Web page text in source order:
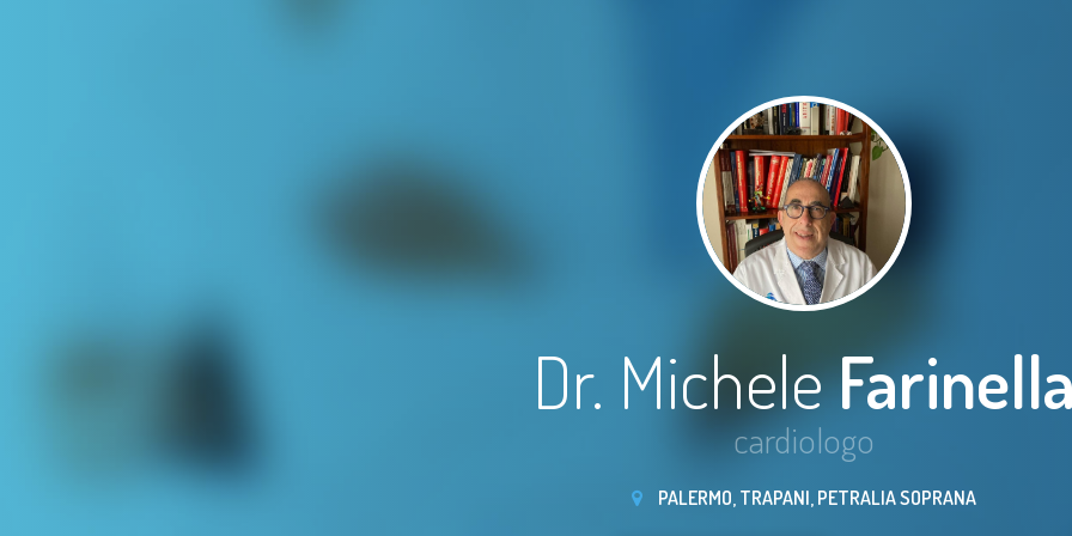
Dr. Michele
cardiologo
PALERMO, TRAPANI, PETRALIA SOPRANA